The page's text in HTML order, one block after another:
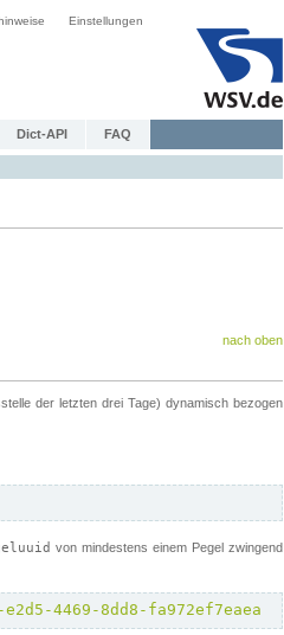
Einstellungen
Dict-API FAQ
nach oben
der letzten drei Tage) dynamisch bezogen
von mindestens einem Pegel zwingend
4469-8dd8-fa972ef7eaea